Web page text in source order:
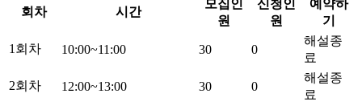
회차 시간
모집인
원
신청인
원
예약하
기
1회차 10:00~11:00 30 0
해설종
료
2회차 12:00~13:00 30 0
해설종
료